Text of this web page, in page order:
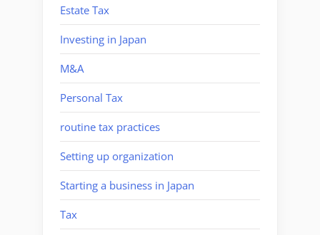
Estate Tax
Investing in Japan
M&A
Personal Tax
routine tax practices
Setting up organization
Starting a business in Japan
Tax